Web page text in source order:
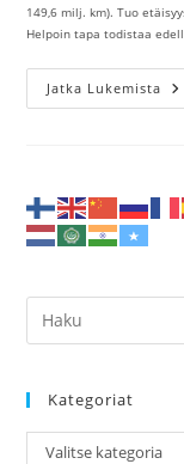
149,6 milj. km). Tuo
Helpoin tapa todistaa
Jatka Lukemista
Kategoriat
Kategoriat
Valitse kategoria